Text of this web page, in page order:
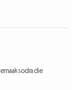
sodra die